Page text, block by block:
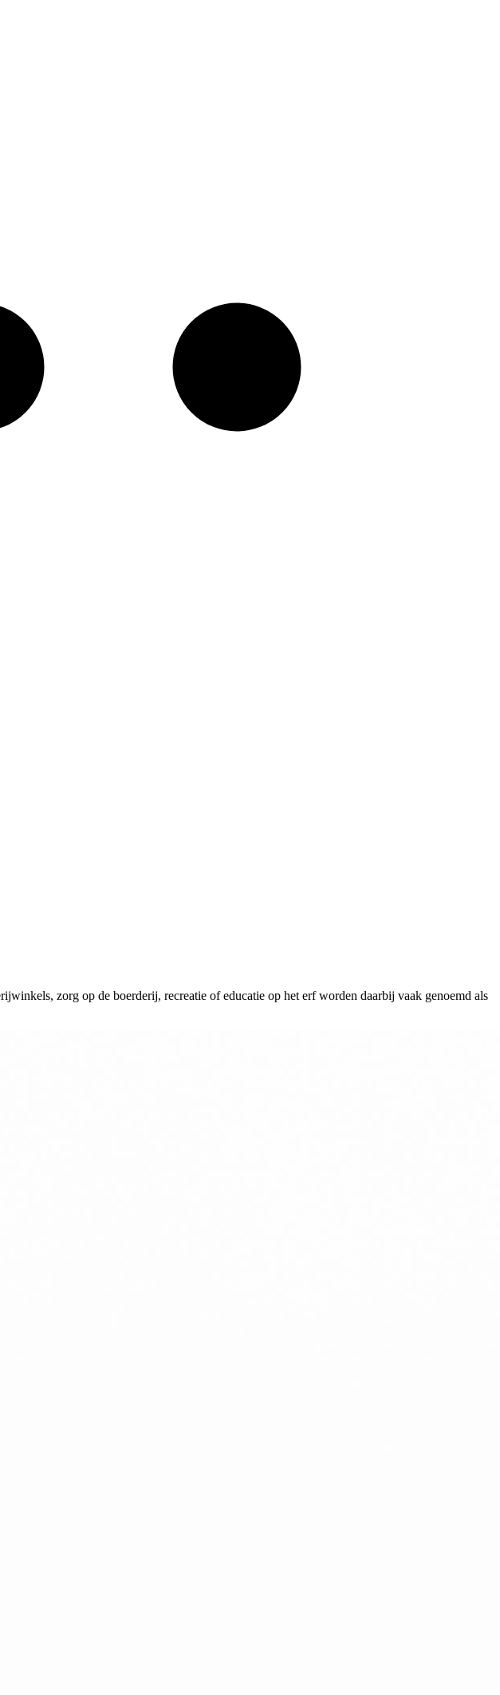
zorg op de boerderij, recreatie of educatie op het erf worden daarbij vaak genoemd als